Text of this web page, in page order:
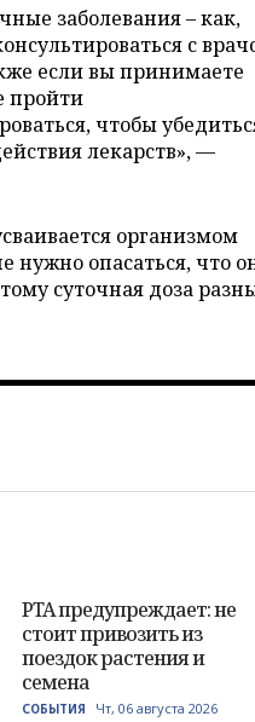
заболевания – как,
с
если вы принимаете
пройти
чтобы
лекарств», —
организмом
опасаться, что
суточная доза
PTA предупреждает: не
стоит привозить из
поездок растения и
семена
СОБЫТИЯ Чт, 06 августа 2026